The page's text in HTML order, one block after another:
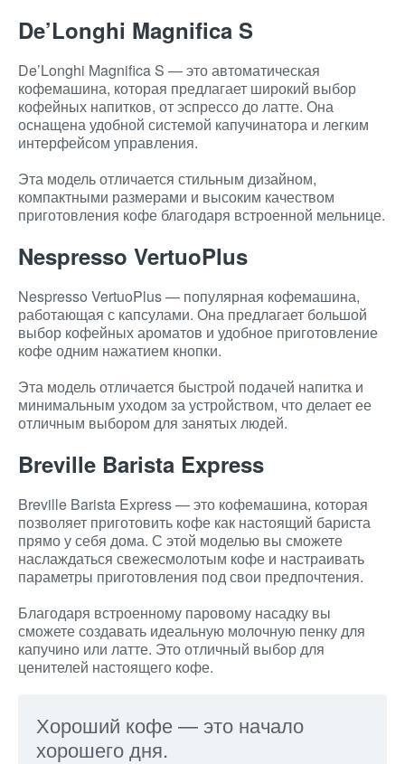
De’Longhi Magnifica S
De’Longhi Magnifica S — это автоматическая
кофемашина, которая предлагает широкий выбор
кофейных напитков, от эспрессо до латте. Она
оснащена удобной системой капучинатора и легким
интерфейсом управления.
Эта модель отличается стильным дизайном,
компактными размерами и высоким качеством
приготовления кофе благодаря встроенной мельнице.
Nespresso VertuoPlus
Nespresso VertuoPlus — популярная кофемашина,
работающая с капсулами. Она предлагает большой
выбор кофейных ароматов и удобное приготовление
кофе одним нажатием кнопки.
Эта модель отличается быстрой подачей напитка и
минимальным уходом за устройством, что делает ее
отличным выбором для занятых людей.
Breville Barista Express
Breville Barista Express — это кофемашина, которая
позволяет приготовить кофе как настоящий бариста
прямо у себя дома. С этой моделью вы сможете
наслаждаться свежесмолотым кофе и настраивать
параметры приготовления под свои предпочтения.
Благодаря встроенному паровому насадку вы
сможете создавать идеальную молочную пенку для
капучино или латте. Это отличный выбор для
ценителей настоящего кофе.
Хороший кофе — это начало
хорошего дня.